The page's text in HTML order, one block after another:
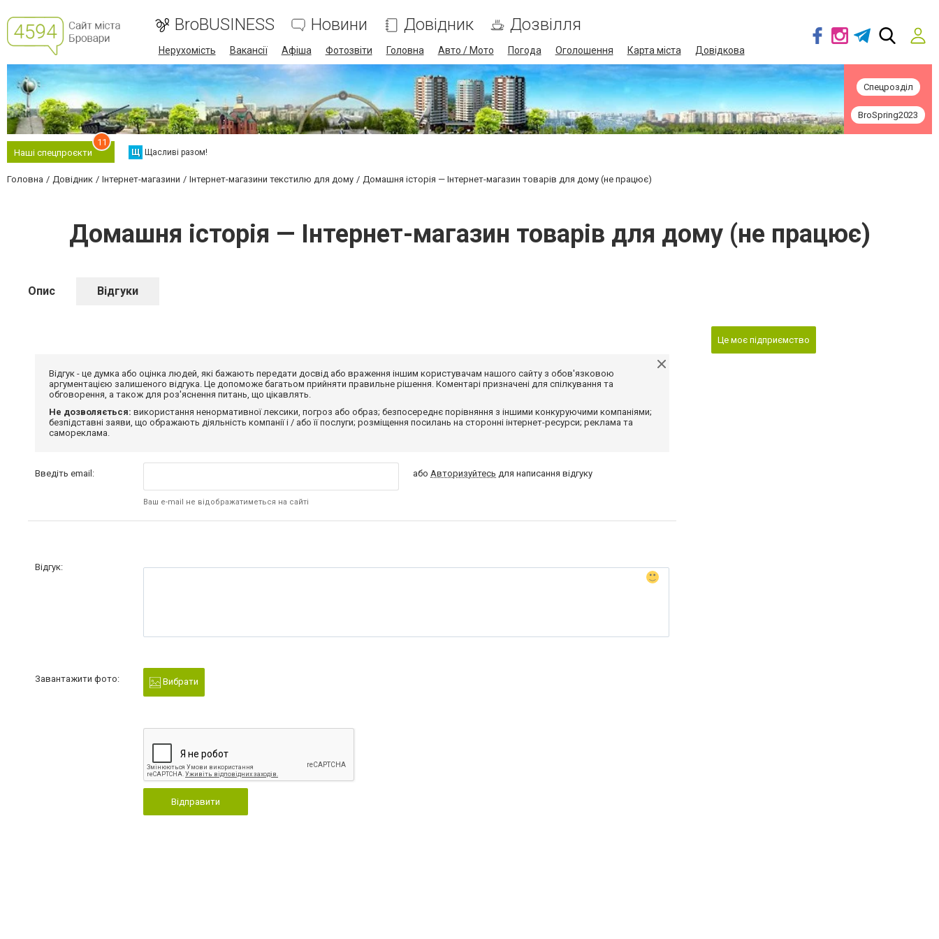
BroBUSINESS Новини Довідник Дозвілля
Нерухомість Вакансії Афіша Фотозвіти Головна Авто / Мото Погода Оголошення Карта міста Довідкова
Спецрозділ
BroSpring2023
Наші спецпроєкти
11
Щ Щасливі разом!
Головна Довідник Інтернет-магазини Інтернет-магазини текстилю для дому Домашня історія — Інтернет-магазин товарів для дому (не працює)
Домашня історія — Інтернет-магазин товарів для дому (не працює)
Опис Відгуки
Відгук - це думка або оцінка людей, які бажають передати досвід або враження іншим користувачам нашого сайту з обов'язковою
аргументацією залишеного відгука. Це допоможе багатьом прийняти правильне рішення. Коментарі призначені для спілкування та
обговорення, а також для роз'яснення питань, що цікавлять.
Не дозволяється: використання ненормативної лексики, погроз або образ; безпосереднє порівняння з іншими конкуруючими компаніями;
безпідставні заяви, що ображають діяльність компанії і / або її послуги; розміщення посилань на сторонні інтернет-ресурси; реклама та
самореклама.
Введіть email:
Ваш e-mail не відображатиметься на сайті
абоАвторизуйтесь для написання відгуку
Відгук:
Завантажити фото: Вибрати
Відправити
Це моє підприємство